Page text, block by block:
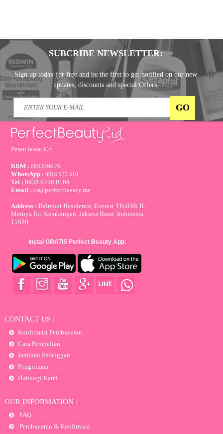
SUBCRIBE NEWSLETTER:
Sign up today for free and be the first to get notified on our new
updates, discounts and special Offers.
Pesan lewat CS:
BBM : D0B69029
WhatsApp :0816 933 810
Tel :0838 9798 0108
Email :cs@perfectbeauty.me
Address : Belmont Residence, Everest TH-03B JL
Meruya Ilir, Kembangan, Jakarta Barat, Indonesia
11630
Instal GRATIS Perfect Beauty App:
CONTACT US :
Konfirmasi Pembayaran
Cara Pembelian
Jaminan Pelanggan
Pengiriman
Hubungi Kami
OUR INFORMATION :
FAQ
Pembayaran & Konfirmasi